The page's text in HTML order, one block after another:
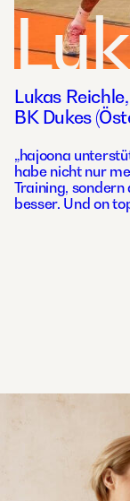
Lukas
BK Dukes
„hajoona
habe nicht nur
Training,
besser. Und on